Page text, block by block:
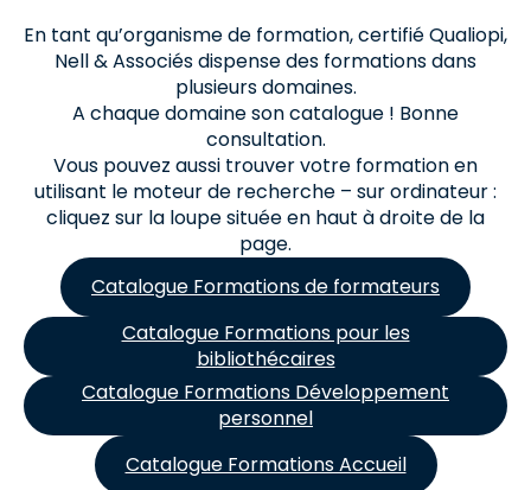
En tant qu’organisme de formation, certifié Qualiopi,
Nell & Associés dispense des formations dans
plusieurs domaines.
A chaque domaine son catalogue ! Bonne
consultation.
Vous pouvez aussi trouver votre formation en
utilisant le moteur de recherche – sur ordinateur :
cliquez sur la loupe située en haut à droite de la
page.
Catalogue Formations de formateurs
Catalogue Formations pour les
bibliothécaires
Catalogue Formations Développement
personnel
Catalogue Formations Accueil